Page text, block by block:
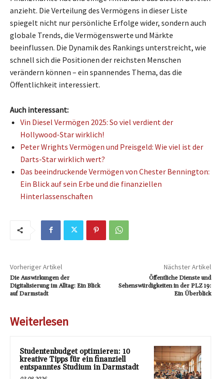
anzieht. Die Verteilung des Vermögens in dieser Liste
spiegelt nicht nur persönliche Erfolge wider, sondern auch
globale Trends, die Vermögenswerte und Märkte
beeinflussen. Die Dynamik des Rankings unterstreicht, wie
schnell sich die Positionen der reichsten Menschen
verändern können – ein spannendes Thema, das die
Öffentlichkeit interessiert.
Auch interessant:
Vin Diesel Vermögen 2025: So viel verdient der
Hollywood-Star wirklich!
Peter Wrights Vermögen und Preisgeld: Wie viel ist der
Darts-Star wirklich wert?
Das beeindruckende Vermögen von Chester Bennington:
Ein Blick auf sein Erbe und die finanziellen
Hinterlassenschaften
Vorheriger Artikel
Die Auswirkungen der
Digitalisierung im Alltag: Ein Blick
auf Darmstadt
Nächster Artikel
Öffentliche Dienste und
Sehenswürdigkeiten in der PLZ 19:
Ein Überblick
Weiterlesen
Studentenbudget optimieren: 10
kreative Tipps für ein finanziell
entspanntes Studium in Darmstadt